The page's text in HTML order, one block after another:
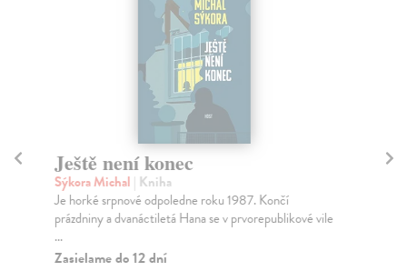
Ještě není konec
Sýkora Michal | Kniha
Je horké srpnové odpoledne roku 1987. Končí
prázdniny a dvanáctiletá Hana se v prvorepublikové vile
...
Zasielame do 12 dní